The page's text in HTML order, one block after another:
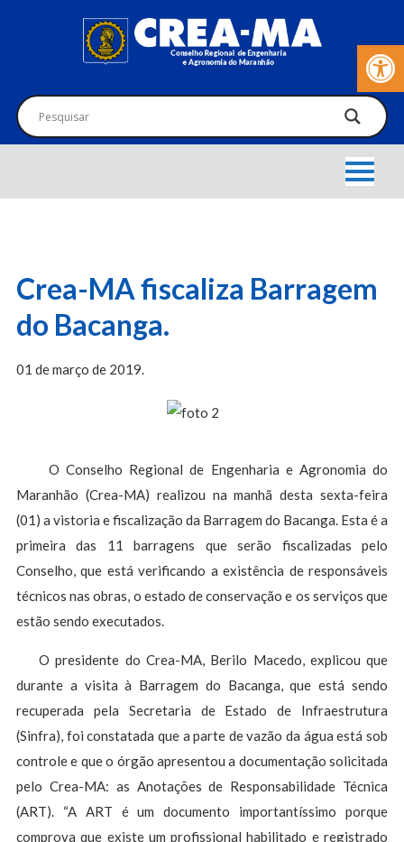
Barra de
Crea-MA fiscaliza Barragem
do Bacanga.
01 de março de 2019.
O Conselho Regional de Engenharia e Agronomia do
Maranhão (Crea-MA) realizou na manhã desta sexta-feira
(01) a vistoria e fiscalização da Barragem do Bacanga. Esta é a
primeira das 11 barragens que serão fiscalizadas pelo
Conselho, que está verificando a existência de responsáveis
técnicos nas obras, o estado de conservação e os serviços que
estão sendo executados.
O presidente do Crea-MA, Berilo Macedo, explicou que
durante a visita à Barragem do Bacanga, que está sendo
recuperada pela Secretaria de Estado de Infraestrutura
(Sinfra), foi constatada que a parte de vazão da água está sob
controle e que o órgão apresentou a documentação solicitada
pelo Crea-MA: as Anotações de Responsabilidade Técnica
(ART). “A ART é um documento importantíssimo porque
comprova que existe um profissional habilitado e registrado